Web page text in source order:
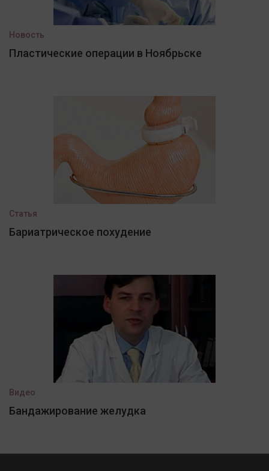
Новость
Пластические операции в Ноябрьске
Статья
Бариатрическое похудение
Видео
Бандажирование желудка